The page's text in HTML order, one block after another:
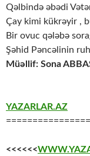
Qəlbində əbədi
Çay kimi kükrəyir ,
Bir ovuc qələbə
Şəhid Pəncəlinin
Müəllif: Sona
YAZARLAR.AZ
<<<<<<